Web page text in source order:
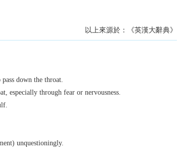
以上來源於：《英漢大辭典》
down the throat.
especially through fear or nervousness.
unquestioningly.